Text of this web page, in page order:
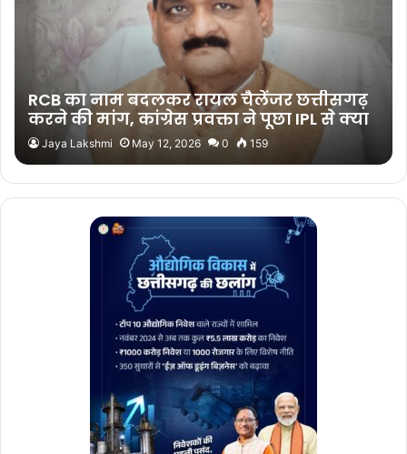
RCB का नाम बदलकर रायल चैलेंजर छत्तीसगढ़
करने की मांग, कांग्रेस प्रवक्ता ने पूछा IPL से क्या
फायदा?
Jaya Lakshmi May 12, 2026 0 159